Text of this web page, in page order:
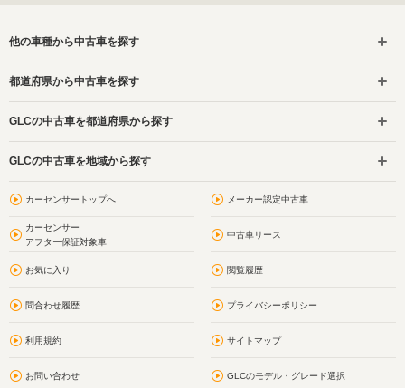
他の車種から中古車を探す
都道府県から中古車を探す
GLCの中古車を都道府県から探す
GLCの中古車を地域から探す
カーセンサートップへ メーカー認定中古車
カーセンサー
アフター保証対象車
中古車リース
お気に入り 閲覧履歴
問合わせ履歴 プライバシーポリシー
利用規約 サイトマップ
お問い合わせ GLCのモデル・グレード選択